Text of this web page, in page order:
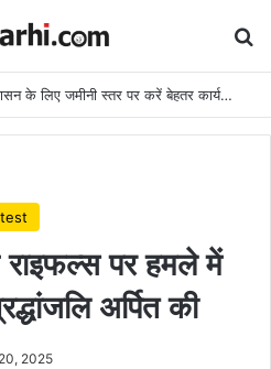
कर्तव्यनिष्ठ होकर जनसेवा एवं सुशासन के लिए जमीनी स्तर पर करें बेहतर कार्य: मुख्यमंत्री
पर हमले में
अर्पित की
2025